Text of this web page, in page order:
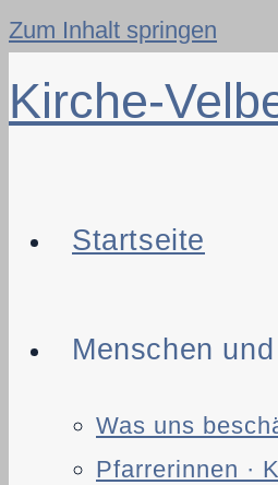
Zum Inhalt springen
Kirche-
Startseite
Menschen
Was uns
Pfarrerinnen ·